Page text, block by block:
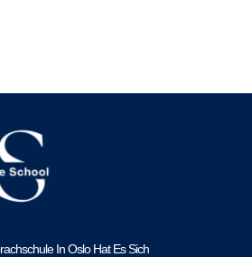
In Oslo Hat Es Sich